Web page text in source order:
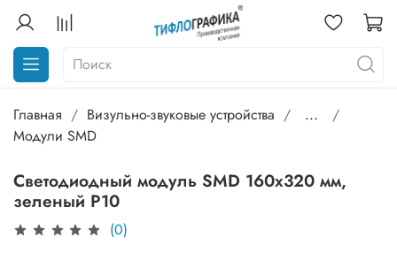
Главная Визульно-звуковые устройства
...
Модули SMD
Светодиодный модуль SMD 160х320 мм,
зеленый Р10
(0)